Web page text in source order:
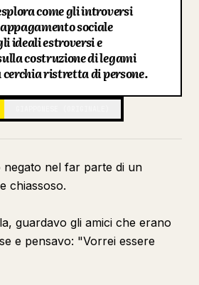
come gli introversi
sociale
ideali estroversi e
costruzione di legami
ristretta di persone.
negato nel far parte di un
chiassoso.
guardavo gli amici che erano
e pensavo: "Vorrei essere